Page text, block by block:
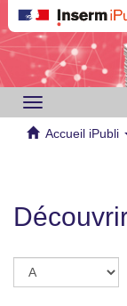
Toggle
navigation
Accueil iPubli